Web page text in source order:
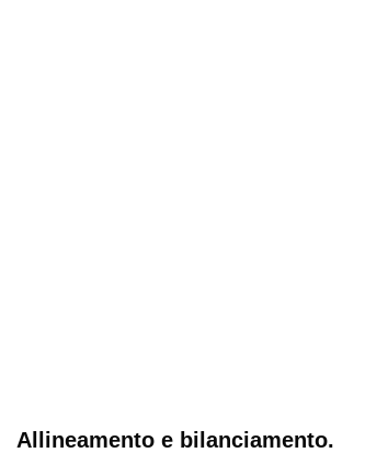
Allineamento e bilanciamento.